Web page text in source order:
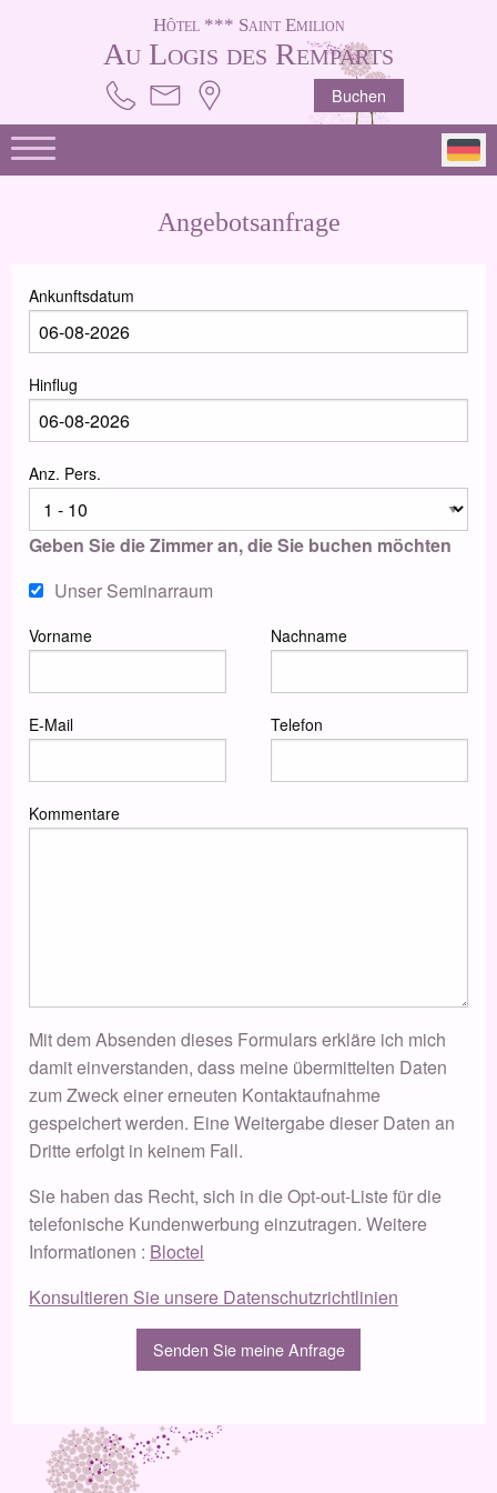
Hôtel *** Saint Emilion
Au Logis des Remparts
Buchen
Angebotsanfrage
Ankunftsdatum
Hinflug
Anz. Pers.
Geben Sie die Zimmer an, die Sie buchen möchten
Unser Seminarraum
Vorname Nachname
E-Mail Telefon
Kommentare
Mit dem Absenden dieses Formulars erkläre ich mich
damit einverstanden, dass meine übermittelten Daten
zum Zweck einer erneuten Kontaktaufnahme
gespeichert werden. Eine Weitergabe dieser Daten an
Dritte erfolgt in keinem Fall.
Sie haben das Recht, sich in die Opt-out-Liste für die
telefonische Kundenwerbung einzutragen. Weitere
Informationen : Bloctel
Konsultieren Sie unsere Datenschutzrichtlinien
Senden Sie meine Anfrage